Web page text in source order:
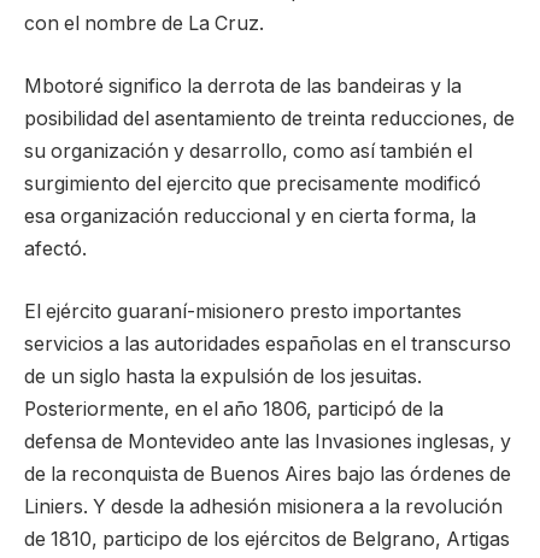
con el nombre de La Cruz.
Mbotoré significo la derrota de las bandeiras y la
posibilidad del asentamiento de treinta reducciones, de
su organización y desarrollo, como así también el
surgimiento del ejercito que precisamente modificó
esa organización reduccional y en cierta forma, la
afectó.
El ejército guaraní-misionero presto importantes
servicios a las autoridades españolas en el transcurso
de un siglo hasta la expulsión de los jesuitas.
Posteriormente, en el año 1806, participó de la
defensa de Montevideo ante las Invasiones inglesas, y
de la reconquista de Buenos Aires bajo las órdenes de
Liniers. Y desde la adhesión misionera a la revolución
de 1810, participo de los ejércitos de Belgrano, Artigas